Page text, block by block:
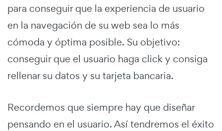
para conseguir que la experiencia de usuario
en la navegación de su web sea lo más
cómoda y óptima posible. Su objetivo:
conseguir que el usuario haga click y consiga
rellenar su datos y su tarjeta bancaria.
Recordemos que siempre hay que diseñar
pensando en el usuario. Así tendremos el éxito